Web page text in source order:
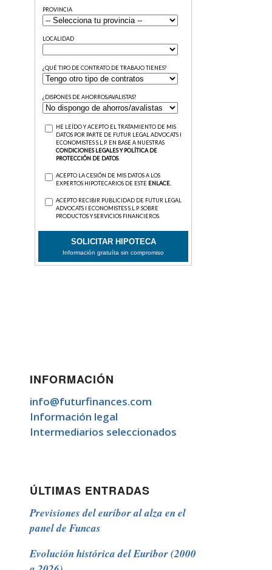
INFORMACIÓN
info@futurfinances.com
Información legal
Intermediarios seleccionados
ÚLTIMAS ENTRADAS
Previsiones del euríbor al alza en el
panel de Funcas
Evolución histórica del Euribor (2000